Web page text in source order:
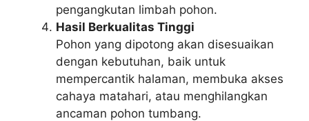
pengangkutan limbah pohon.
Hasil Berkualitas Tinggi
Pohon yang dipotong akan disesuaikan
dengan kebutuhan, baik untuk
mempercantik halaman, membuka akses
cahaya matahari, atau menghilangkan
ancaman pohon tumbang.